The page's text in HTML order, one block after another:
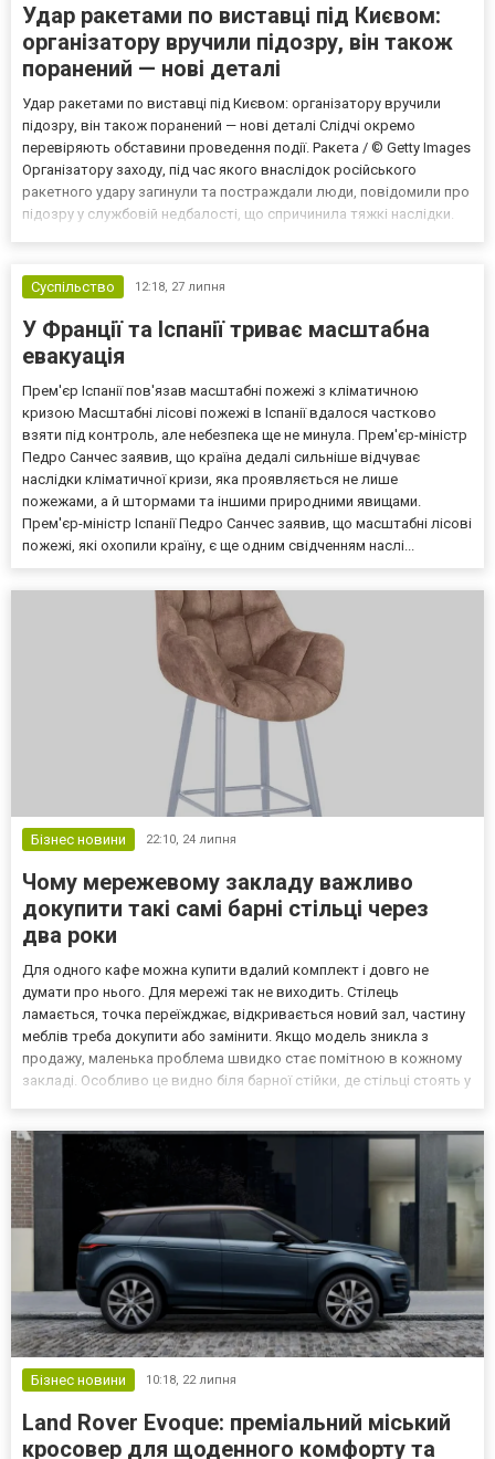
Удар ракетами по виставці під Києвом:
організатору вручили підозру, він також
поранений — нові деталі
Удар ракетами по виставці під Києвом: організатору вручили
підозру, він також поранений — нові деталі Слідчі окремо
перевіряють обставини проведення події. Ракета / © Getty Images
Організатору заходу, під час якого внаслідок російського
ракетного удару загинули та постраждали люди, повідомили про
підозру у службовій недбалості, що спричинила тяжкі наслідки.
Суспільство
12:18, 27 липня
У Франції та Іспанії триває масштабна
евакуація
Прем'єр Іспанії пов'язав масштабні пожежі з кліматичною
кризою Масштабні лісові пожежі в Іспанії вдалося частково
взяти під контроль, але небезпека ще не минула. Прем'єр-міністр
Педро Санчес заявив, що країна дедалі сильніше відчуває
наслідки кліматичної кризи, яка проявляється не лише
пожежами, а й штормами та іншими природними явищами.
Прем'єр-міністр Іспанії Педро Санчес заявив, що масштабні лісові
пожежі, які охопили країну, є ще одним свідченням наслі...
Бізнес новини 22:10, 24 липня
Чому мережевому закладу важливо
докупити такі самі барні стільці через
два роки
Для одного кафе можна купити вдалий комплект і довго не
думати про нього. Для мережі так не виходить. Стілець
ламається, точка переїжджає, відкривається новий зал, частину
меблів треба докупити або замінити. Якщо модель зникла з
продажу, маленька проблема швидко стає помітною в кожному
закладі. Особливо це видно біля барної стійки, де стільці стоять у
Бізнес новини 10:18, 22 липня
Land Rover Evoque: преміальний міський
кросовер для щоденного комфорту та